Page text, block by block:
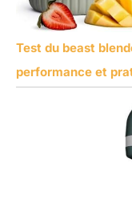
Test du beast
performance et